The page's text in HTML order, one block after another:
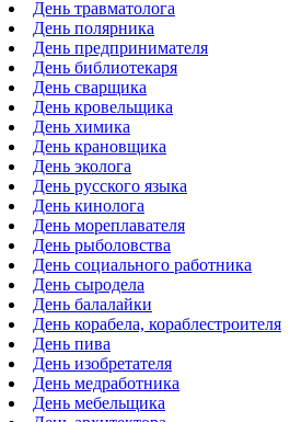
День травматолога
День полярника
День предпринимателя
День библиотекаря
День сварщика
День кровельщика
День химика
День крановщика
День эколога
День русского языка
День кинолога
День мореплавателя
День рыболовства
День социального работника
День сыродела
День балалайки
День корабела, кораблестроителя
День пива
День изобретателя
День медработника
День мебельщика